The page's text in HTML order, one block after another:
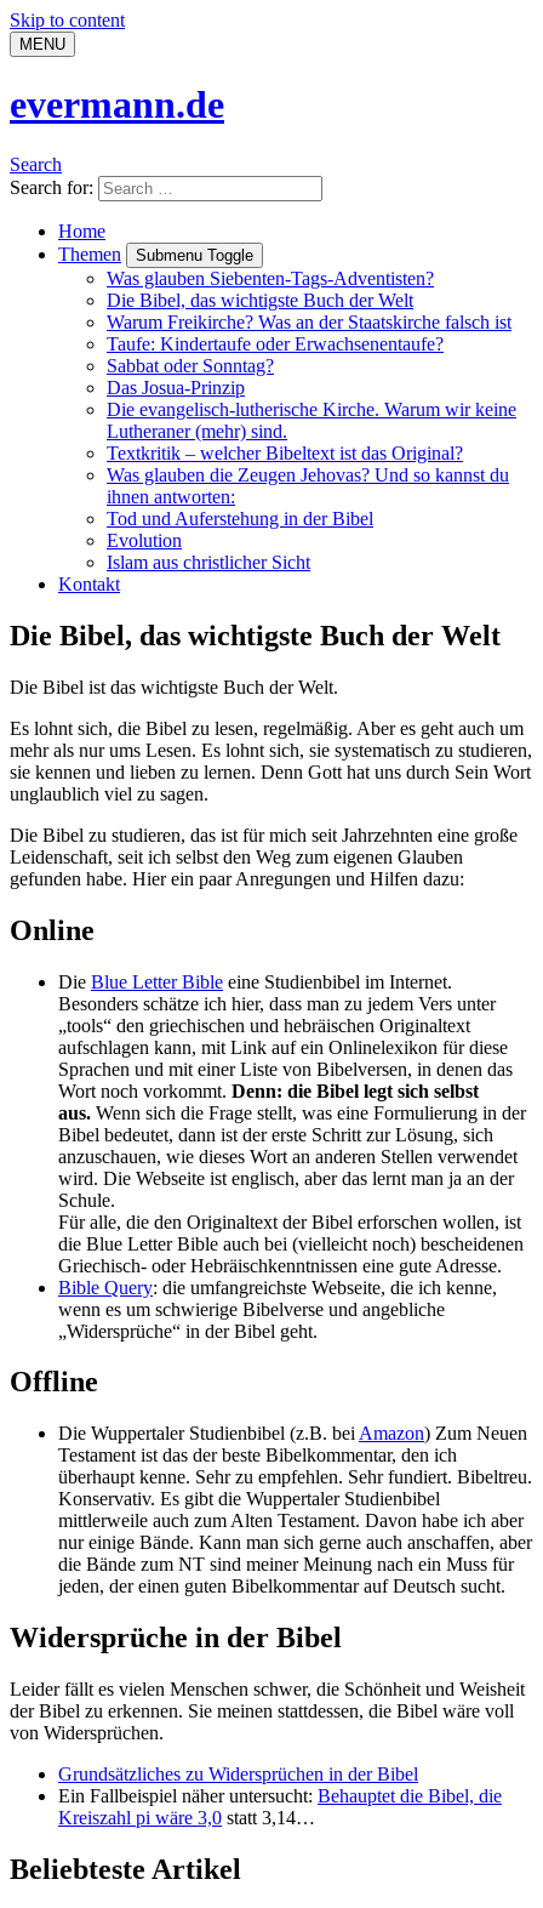
Skip to content
MENU
evermann.de
Search
Search for:
Home
Themen
Submenu Toggle
Was glauben Siebenten-Tags-Adventisten?
Die Bibel, das wichtigste Buch der Welt
Warum Freikirche? Was an der Staatskirche falsch ist
Taufe: Kindertaufe oder Erwachsenentaufe?
Sabbat oder Sonntag?
Das Josua-Prinzip
Die evangelisch-lutherische Kirche. Warum wir keine
Lutheraner (mehr) sind.
Textkritik – welcher Bibeltext ist das Original?
Was glauben die Zeugen Jehovas? Und so kannst du
ihnen antworten:
Tod und Auferstehung in der Bibel
Evolution
Islam aus christlicher Sicht
Kontakt
Die Bibel, das wichtigste Buch der Welt
Die Bibel ist das wichtigste Buch der Welt.
Es lohnt sich, die Bibel zu lesen, regelmäßig. Aber es geht auch um
mehr als nur ums Lesen. Es lohnt sich, sie systematisch zu studieren,
sie kennen und lieben zu lernen. Denn Gott hat uns durch Sein Wort
unglaublich viel zu sagen.
Die Bibel zu studieren, das ist für mich seit Jahrzehnten eine große
Leidenschaft, seit ich selbst den Weg zum eigenen Glauben
gefunden habe. Hier ein paar Anregungen und Hilfen dazu:
Online
Die Blue Letter Bible eine Studienbibel im Internet.
Besonders schätze ich hier, dass man zu jedem Vers unter
„tools“ den griechischen und hebräischen Originaltext
aufschlagen kann, mit Link auf ein Onlinelexikon für diese
Sprachen und mit einer Liste von Bibelversen, in denen das
Wort noch vorkommt. Denn: die Bibel legt sich selbst
aus. Wenn sich die Frage stellt, was eine Formulierung in der
Bibel bedeutet, dann ist der erste Schritt zur Lösung, sich
anzuschauen, wie dieses Wort an anderen Stellen verwendet
wird. Die Webseite ist englisch, aber das lernt man ja an der
Schule.
Für alle, die den Originaltext der Bibel erforschen wollen, ist
die Blue Letter Bible auch bei (vielleicht noch) bescheidenen
Griechisch- oder Hebräischkenntnissen eine gute Adresse.
Bible Query: die umfangreichste Webseite, die ich kenne,
wenn es um schwierige Bibelverse und angebliche
„Widersprüche“ in der Bibel geht.
Offline
Die Wuppertaler Studienbibel (z.B. bei Amazon) Zum Neuen
Testament ist das der beste Bibelkommentar, den ich
überhaupt kenne. Sehr zu empfehlen. Sehr fundiert. Bibeltreu.
Konservativ. Es gibt die Wuppertaler Studienbibel
mittlerweile auch zum Alten Testament. Davon habe ich aber
nur einige Bände. Kann man sich gerne auch anschaffen, aber
die Bände zum NT sind meiner Meinung nach ein Muss für
jeden, der einen guten Bibelkommentar auf Deutsch sucht.
Widersprüche in der Bibel
Leider fällt es vielen Menschen schwer, die Schönheit und Weisheit
der Bibel zu erkennen. Sie meinen stattdessen, die Bibel wäre voll
von Widersprüchen.
Grundsätzliches zu Widersprüchen in der Bibel
Ein Fallbeispiel näher untersucht: Behauptet die Bibel, die
Kreiszahl pi wäre 3,0 statt 3,14…
Beliebteste Artikel